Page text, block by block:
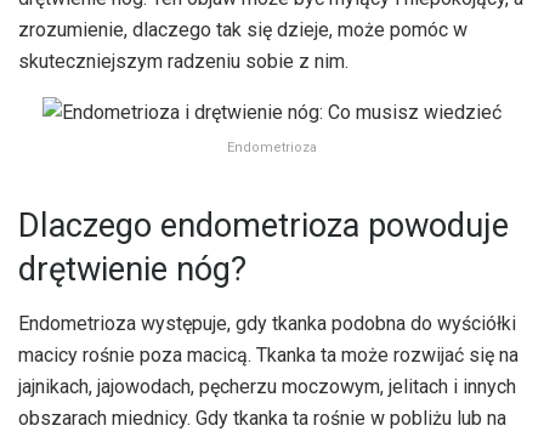
zrozumienie, dlaczego tak się dzieje, może pomóc w
skuteczniejszym radzeniu sobie z nim.
Endometrioza
Dlaczego endometrioza powoduje
drętwienie nóg?
Endometrioza występuje, gdy tkanka podobna do wyściółki
macicy rośnie poza macicą. Tkanka ta może rozwijać się na
jajnikach, jajowodach, pęcherzu moczowym, jelitach i innych
obszarach miednicy. Gdy tkanka ta rośnie w pobliżu lub na